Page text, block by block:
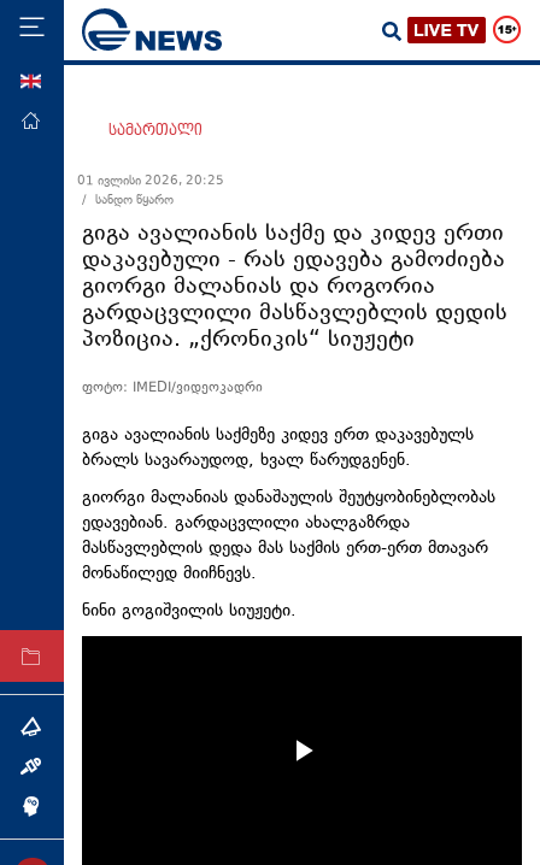
მთავარი
ეკონომიკა
მსოფლიო
ჯანდაცვა
საზოგადოება
რეგიონი
სპორტი
ტექნოლოგიები
ტაბლოიდი
სამართალი
01 ივლისი 2026, 20:25
/ სანდო წყარო
გიგა ავალიანის საქმე და კიდევ ერთი
დაკავებული - რას ედავება გამოძიება
გიორგი მალანიას და როგორია
გარდაცვლილი მასწავლებლის დედის
პოზიცია. „ქრონიკის“ სიუჟეტი
ფოტო: IMEDI/ვიდეოკადრი
გიგა ავალიანის საქმეზე კიდევ ერთ დაკავებულს
ბრალს სავარაუდოდ, ხვალ წარუდგენენ.
გიორგი მალანიას დანაშაულის შეუტყობინებლობას
ედავებიან. გარდაცვლილი ახალგაზრდა
მასწავლებლის დედა მას საქმის ერთ-ერთ მთავარ
მონაწილედ მიიჩნევს.
ნინი გოგიშვილის სიუჟეტი.